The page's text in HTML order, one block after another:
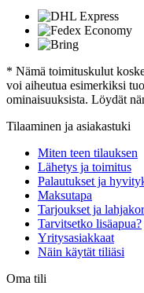
* Nämä toimituskulut
voi aiheutua esimerkiksi
ominaisuuksista. Löydät
Tilaaminen ja asiakastuki
Miten teen tilauksen
Lähetys ja toimitus
Palautukset ja
Maksutapa
Tarjoukset ja
Tarvitsetko lisäapua?
Yritysasiakkaat
Näin käytät tiliäsi
Oma tili